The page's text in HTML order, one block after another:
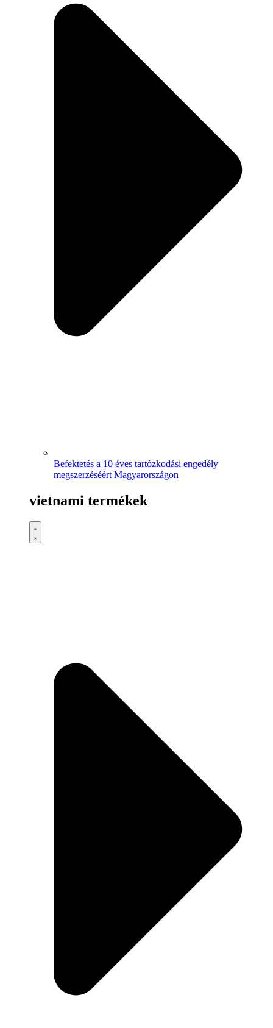
Befektetés a 10 éves tartózkodási engedély
megszerzéséért Magyarországon
vietnami termékek